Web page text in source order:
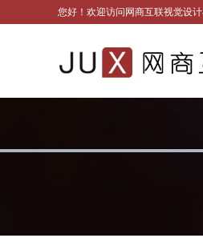
您好！欢迎访问网商互联视觉设